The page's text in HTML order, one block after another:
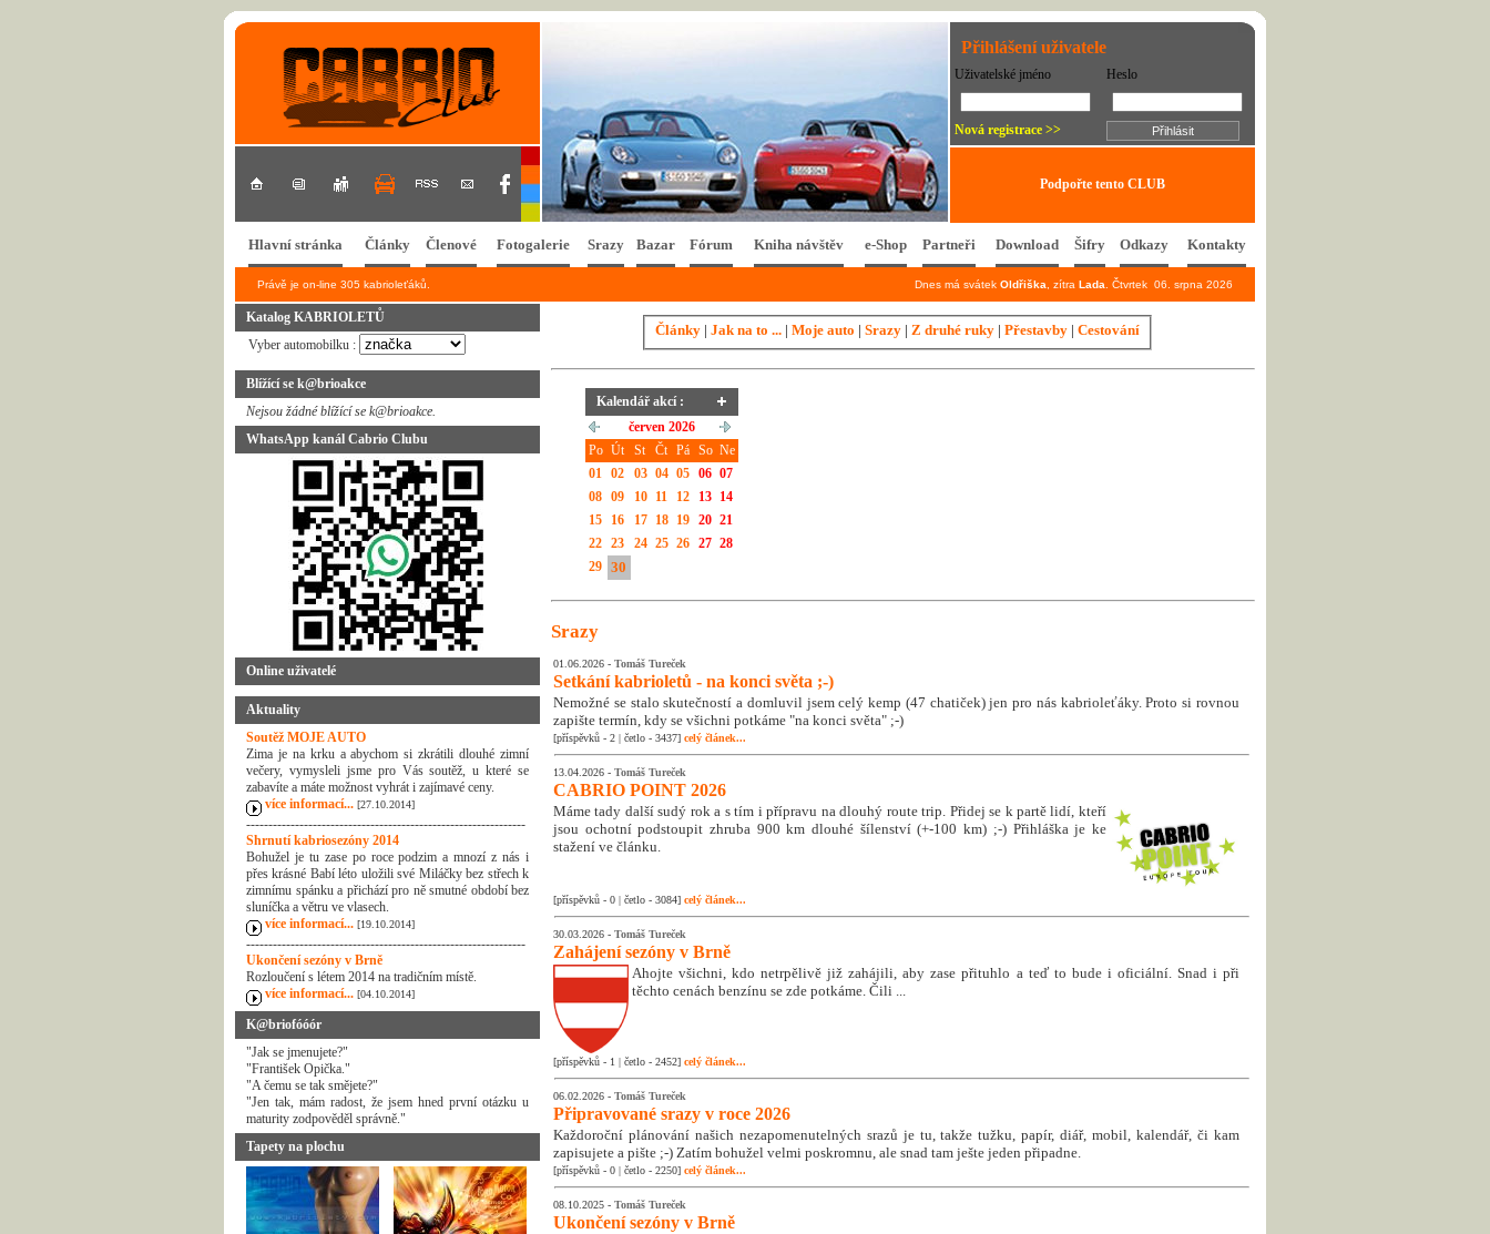
Přihlášení uživatele
Uživatelské jméno Heslo
Nová registrace >>
Podpořte tento CLUB
Hlavní stránka Články Členové Fotogalerie Srazy Bazar Fórum Kniha návštěv e-Shop Partneři Download Šifry Odkazy Kontakty
Právě je on-line 305 kabrioleťáků. Dnes má svátek Oldřiška , zítra Lada . Čtvrtek 06. srpna 2026
Katalog KABRIOLETŮ
Vyber automobilku :
Blížící se k@brioakce
Nejsou žádné blížící se k@brioakce.
WhatsApp kanál Cabrio Clubu
Online uživatelé
Aktuality
Soutěž MOJE AUTO
Zima je na krku a abychom si zkrátili dlouhé zimní
večery, vymysleli jsme pro Vás soutěž, u které se
zabavíte a máte možnost vyhrát i zajímavé ceny.
více informací... [27.10.2014]
---------------------------------------------------------------
Shrnutí kabriosezóny 2014
Bohužel je tu zase po roce podzim a mnozí z nás i
přes krásné Babí léto uložili své Miláčky bez střech k
zimnímu spánku a přichází pro ně smutné období bez
sluníčka a větru ve vlasech.
více informací... [19.10.2014]
---------------------------------------------------------------
Ukončení sezóny v Brně
Rozloučení s létem 2014 na tradičním místě.
více informací... [04.10.2014]
K@briofóóór
"Jak se jmenujete?"
"František Opička."
"A čemu se tak smějete?"
"Jen tak, mám radost, že jsem hned první otázku u
maturity zodpověděl správně."
Tapety na plochu
Články | Jak na to ... | Moje auto | Srazy | Z druhé ruky | Přestavby | Cestování
Kalendář akcí :
červen 2026
Po Út St Čt Pá So Ne
01 02 03 04 05 06 07
08 09 10 11 12 13 14
15
16 17 18 19 20 21
22 23 24 25 26 27 28
29 30
Srazy
01.06.2026 - Tomáš Tureček
Setkání kabrioletů - na konci světa ;-)
Nemožné se stalo skutečností a domluvil jsem celý kemp (47 chatiček) jen pro nás kabrioleťáky. Proto si rovnou
zapište termín, kdy se všichni potkáme "na konci světa" ;-)
[příspěvků - 2 | četlo - 3437] celý článek...
13.04.2026 - Tomáš Tureček
CABRIO POINT 2026
Máme tady další sudý rok a s tím i přípravu na dlouhý route trip. Přidej se k partě lidí, kteří
jsou ochotní podstoupit zhruba 900 km dlouhé šílenství (+-100 km) ;-) Přihláška je ke
stažení ve článku.
[příspěvků - 0 | četlo - 3084] celý článek...
30.03.2026 - Tomáš Tureček
Zahájení sezóny v Brně
Ahojte všichni, kdo netrpělivě již zahájili, aby zase přituhlo a teď to bude i oficiální. Snad i při
těchto cenách benzínu se zde potkáme. Čili ...
[příspěvků - 1 | četlo - 2452] celý článek...
06.02.2026 - Tomáš Tureček
Připravované srazy v roce 2026
Každoroční plánování našich nezapomenutelných srazů je tu, takže tužku, papír, diář, mobil, kalendář, či kam
zapisujete a pište ;-) Zatím bohužel velmi poskromnu, ale snad tam ješte jeden připadne.
[příspěvků - 0 | četlo - 2250] celý článek...
08.10.2025 - Tomáš Tureček
Ukončení sezóny v Brně